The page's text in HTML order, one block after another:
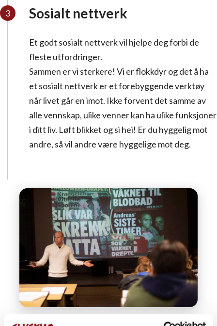
Sosialt nettverk
Et godt sosialt nettverk vil hjelpe deg forbi de
fleste utfordringer.
Sammen er vi sterkere! Vi er flokkdyr og det å ha
et sosialt nettverk er et forebyggende verktøy
når livet går en imot. Ikke forvent det samme av
alle vennskap, ulike venner kan ha ulike funksjoner
i ditt liv. Løft blikket og si hei! Er du hyggelig mot
andre, så vil andre være hyggelige mot deg.